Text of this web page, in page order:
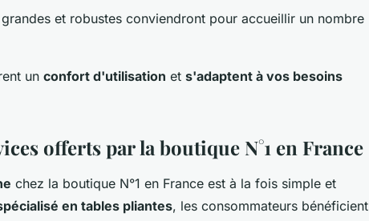
et robustes conviendront pour accueillir un nombre
un confort d'utilisation et s'adaptent à vos besoins
offerts par la boutique N°1 en France
chez la boutique N°1 en France est à la fois simple et
en tables pliantes, les consommateurs bénéficient